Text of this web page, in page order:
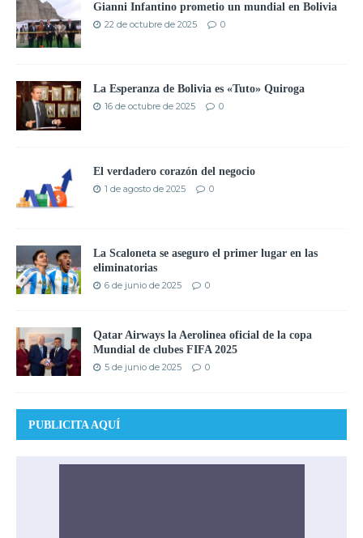
Gianni Infantino prometio un mundial en Bolivia
22 de octubre de 2025 0
La Esperanza de Bolivia es «Tuto» Quiroga
16 de octubre de 2025 0
El verdadero corazón del negocio
1 de agosto de 2025 0
La Scaloneta se aseguro el primer lugar en las
eliminatorias
6 de junio de 2025 0
Qatar Airways la Aerolinea oficial de la copa
Mundial de clubes FIFA 2025
5 de junio de 2025 0
PUBLICITA AQUÍ